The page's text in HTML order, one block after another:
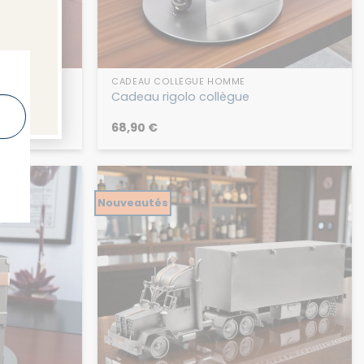
CADEAU COLLÈGUE HOMME
Cadeau rigolo collègue
68,90 €
Nouveautés